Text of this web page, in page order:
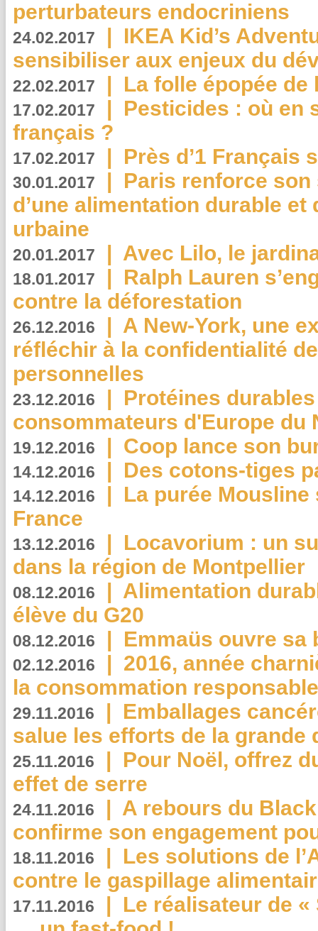
perturbateurs endocriniens
24.02.2017 | IKEA Kid’s
sensibiliser aux enjeux du
22.02.2017 | La folle épopée de
17.02.2017 | Pesticides : où en
français ?
17.02.2017 | Près d’1 Français
30.01.2017 | Paris renforce
d’une alimentation durable et
urbaine
20.01.2017 | Avec Lilo, le
18.01.2017 | Ralph Lauren
contre la déforestation
26.12.2016 | A New-York, une
réfléchir à la confidentialité
personnelles
23.12.2016 | Protéines
consommateurs d'Europe du
19.12.2016 | Coop lance son
14.12.2016 | Des cotons-tiges
14.12.2016 | La purée
France
13.12.2016 | Locavorium : un
dans la région de Montpellier
08.12.2016 | Alimentation
élève du G20
08.12.2016 | Emmaüs ouvre sa
02.12.2016 | 2016, année
la consommation
29.11.2016 | Emballages
salue les efforts de la grande
25.11.2016 | Pour Noël, offrez
effet de serre
24.11.2016 | A rebours du
confirme son engagement
18.11.2016 | Les solutions de
contre le gaspillage
17.11.2016 | Le réalisateur de «